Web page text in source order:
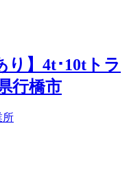
り】4t･10tトラ
行橋市